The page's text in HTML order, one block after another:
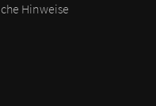
Hinweise